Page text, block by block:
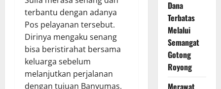
terbantu dengan adanya
Pos pelayanan tersebut.
Dirinya mengaku senang
bisa beristirahat bersama
keluarga sebelum
melanjutkan perjalanan
dengan tujuan Banyumas.
Dana
Terbatas
Melalui
Semangat
Gotong
Royong